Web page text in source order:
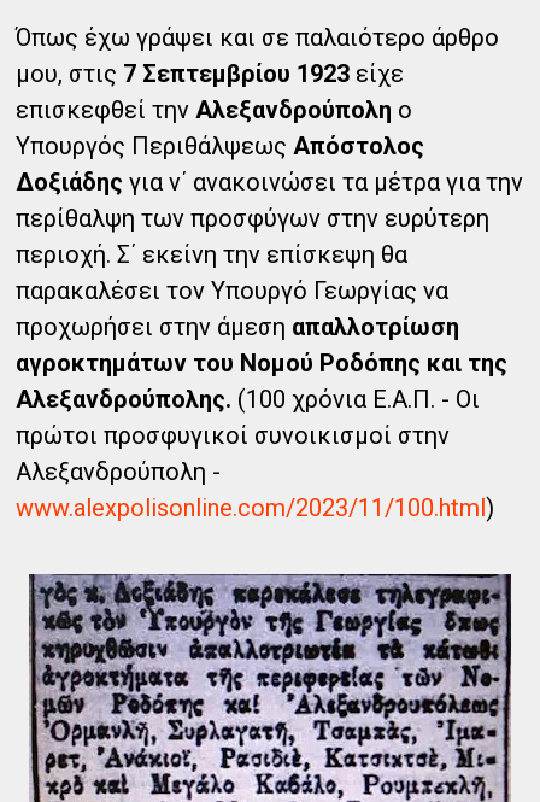
Όπως έχω γράψει και σε παλαιότερο άρθρο
μου, στις 7 Σεπτεμβρίου 1923 είχε
επισκεφθεί την Αλεξανδρούπολη ο
Υπουργός Περιθάλψεως Απόστολος
Δοξιάδης για ν΄ ανακοινώσει τα μέτρα για την
περίθαλψη των προσφύγων στην ευρύτερη
περιοχή. Σ΄ εκείνη την επίσκεψη θα
παρακαλέσει τον Υπουργό Γεωργίας να
προχωρήσει στην άμεση απαλλοτρίωση
αγροκτημάτων του Νομού Ροδόπης και της
Αλεξανδρούπολης. (100 χρόνια Ε.Α.Π. - Οι
πρώτοι προσφυγικοί συνοικισμοί στην
Αλεξανδρούπολη -
www.alexpolisonline.com/2023/11/100.html)